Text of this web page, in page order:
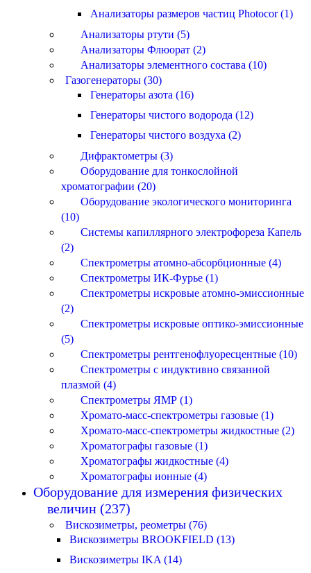
Анализаторы размеров частиц Photocor (1)
Анализаторы ртути (5)
Анализаторы Флюорат (2)
Анализаторы элементного состава (10)
Газогенераторы (30)
Генераторы азота (16)
Генераторы чистого водорода (12)
Генераторы чистого воздуха (2)
Дифрактометры (3)
Оборудование для тонкослойной
хроматографии (20)
Оборудование экологического мониторинга
(10)
Системы капиллярного электрофореза Капель
(2)
Спектрометры атомно-абсорбционные (4)
Спектрометры ИК-Фурье (1)
Спектрометры искровые атомно-эмиссионные
(2)
Спектрометры искровые оптико-эмиссионные
(5)
Спектрометры рентгенофлуоресцентные (10)
Спектрометры с индуктивно связанной
плазмой (4)
Спектрометры ЯМР (1)
Хромато-масс-спектрометры газовые (1)
Хромато-масс-спектрометры жидкостные (2)
Хроматографы газовые (1)
Хроматографы жидкостные (4)
Хроматографы ионные (4)
Оборудование для измерения физических
величин (237)
Вискозиметры, реометры (76)
Вискозиметры BROOKFIELD (13)
Вискозиметры IKA (14)